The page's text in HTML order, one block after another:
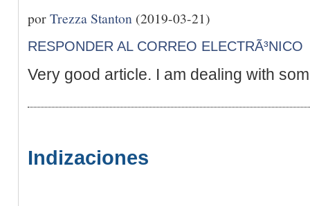
porTrezza Stanton (2019-03-21)
RESPONDER AL CORREO ELECTRÃ³NICO
Very good article. I am dealing with
Indizaciones